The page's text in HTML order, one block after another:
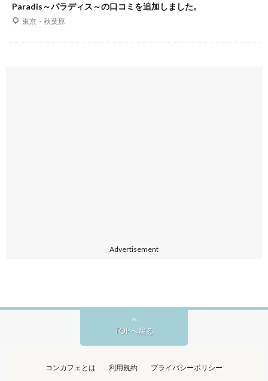
Paradis～パラディス～の口コミを追加しました。
東京・秋葉原
Advertisement
TOPへ戻る
コンカフェとは 利用規約
プライバシーポリシー